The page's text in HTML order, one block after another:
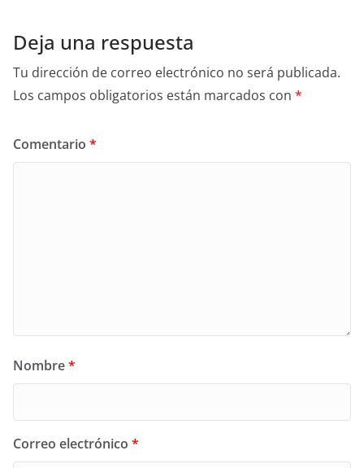
Deja una respuesta
Tu dirección de correo electrónico no será publicada.
Los campos obligatorios están marcados con *
Comentario *
Nombre*
Correo electrónico *